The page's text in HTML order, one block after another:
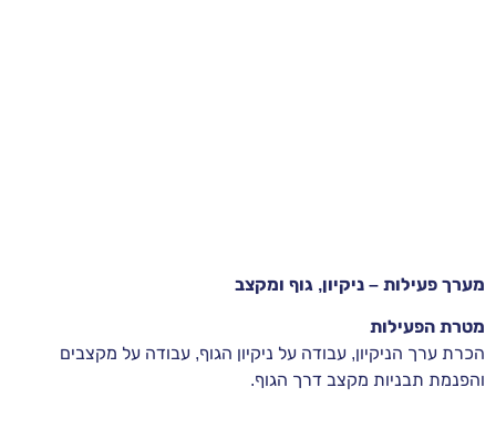
מערך פעילות – ניקיון, גוף ומקצב
מטרת הפעילות
הכרת ערך הניקיון, עבודה על ניקיון הגוף, עבודה על מקצבים
והפנמת תבניות מקצב דרך הגוף.